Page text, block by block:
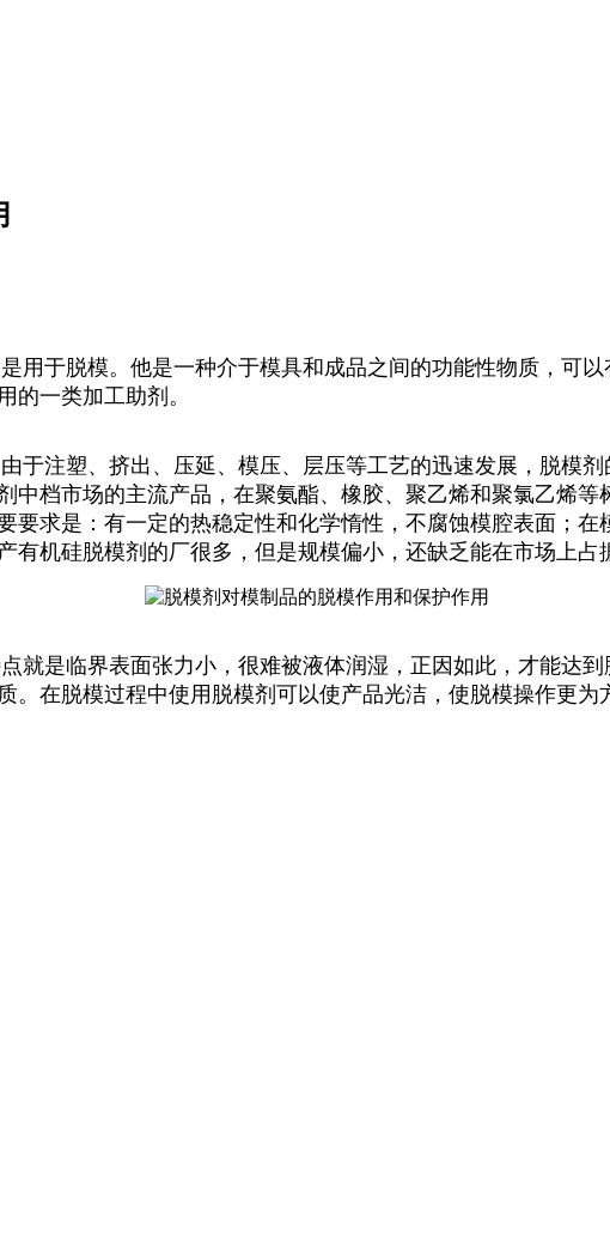
于脱模。他是一种介于模具和成品之间的功能性物质，可以
的一类加工助剂。
注塑、挤出、压延、模压、层压等工艺的迅速发展，脱模剂
中档市场的主流产品，在聚氨酯、橡胶、聚乙烯和聚氯乙烯
要求是：有一定的热稳定性和化学惰性，不腐蚀模腔表面；
机硅脱模剂的厂很多，但是规模偏小，还缺乏能在市场上占
是临界表面张力小，很难被液体润湿，正因如此，才能达到
。在脱模过程中使用脱模剂可以使产品光洁，使脱模操作更